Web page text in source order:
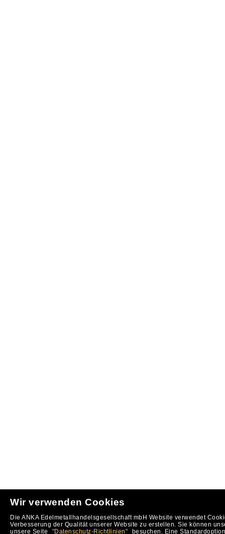
Wir verwenden Cookies
Die ANKA Edelmetallhandelsgesellschaft mbH Website verwendet
Verbesserung der Qualität unserer Website zu erstellen. Sie können
unsere Seite
"Datenschutz-Richtlinien" besuchen. Eine